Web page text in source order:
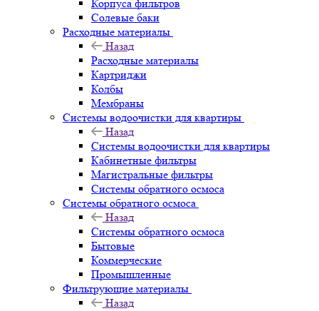
Корпуса фильтров
Солевые баки
Расходные материалы
Назад
Расходные материалы
Картриджи
Колбы
Мембраны
Системы водоочистки для квартиры
Назад
Системы водоочистки для квартиры
Кабинетные фильтры
Магистральные фильтры
Системы обратного осмоса
Системы обратного осмоса
Назад
Системы обратного осмоса
Бытовые
Коммерческие
Промышленные
Фильтрующие материалы
Назад